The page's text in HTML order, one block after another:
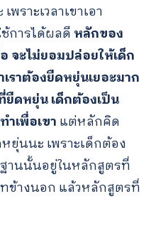
ราะเวลาเขาเอา
การได้ผลดี หลักของ
จะไม่ยอมปล่อยให้เด็ก
ราต้องยืดหยุ่นเยอะมาก
ยืดหยุ่น เด็กต้องเป็น
เพื่อเขา แต่หลักคิด
นนะ เพราะเด็กต้อง
านนั้นอยู่ในหลักสูตรที่
ข้างนอก แล้วหลักสูตรที่